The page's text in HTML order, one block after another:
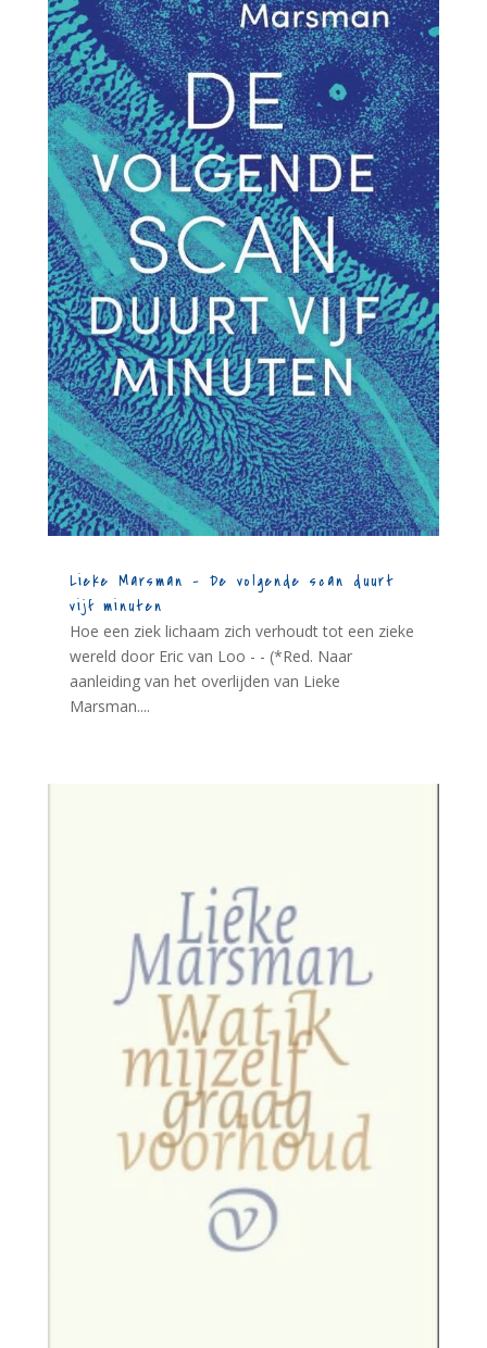
Lieke Marsman – De volgende scan duurt
vijf minuten
Hoe een ziek lichaam zich verhoudt tot een zieke
wereld door Eric van Loo - - (*Red. Naar
aanleiding van het overlijden van Lieke
Marsman....